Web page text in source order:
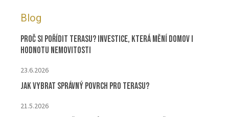
Blog
Proč si pořídit terasu? Investice, která mění domov i
hodnotu nemovitosti
23.6.2026
Jak vybrat správný povrch pro terasu?
21.5.2026